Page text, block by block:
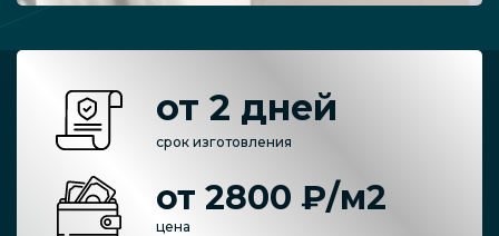
от 2 дней
срок изготовления
от 2800 ₽/м2
цена